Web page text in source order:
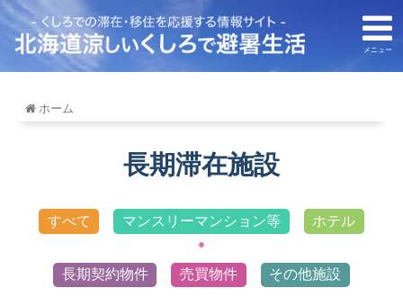
メニュー
ホーム
長期滞在施設
すべて マンスリーマンション等 ホテル
長期契約物件 売買物件 その他施設